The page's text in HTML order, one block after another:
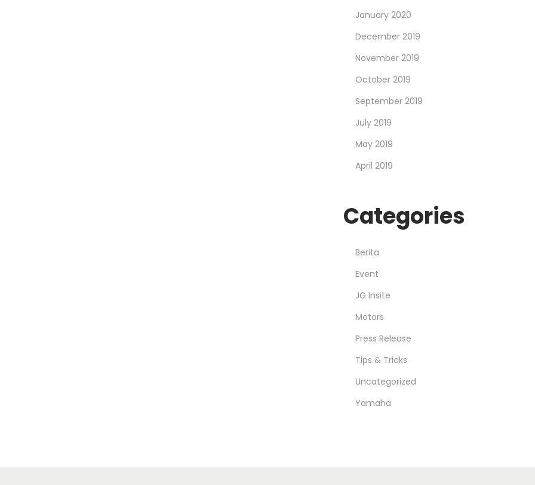
January 2020
December 2019
November 2019
October 2019
September 2019
July 2019
May 2019
April 2019
Categories
Berita
Event
JG Insite
Motors
Press Release
Tips & Tricks
Uncategorized
Yamaha